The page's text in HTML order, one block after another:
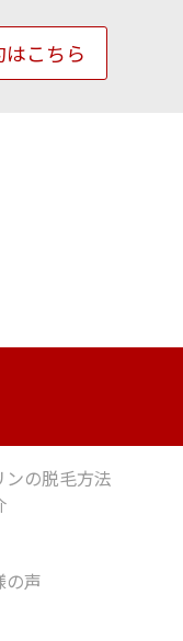
こちら
ンの脱毛方法
の声